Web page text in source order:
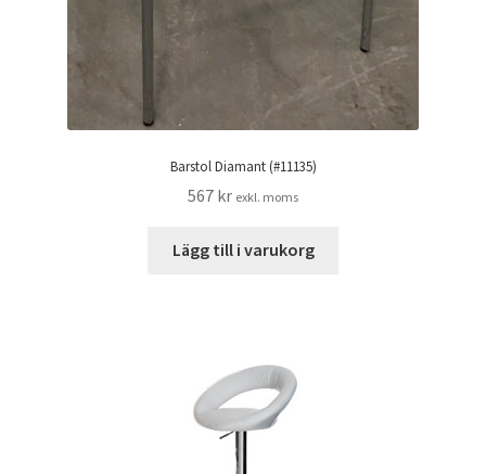
Barstol Diamant (#11135)
567 kr exkl. moms
Lägg till i varukorg